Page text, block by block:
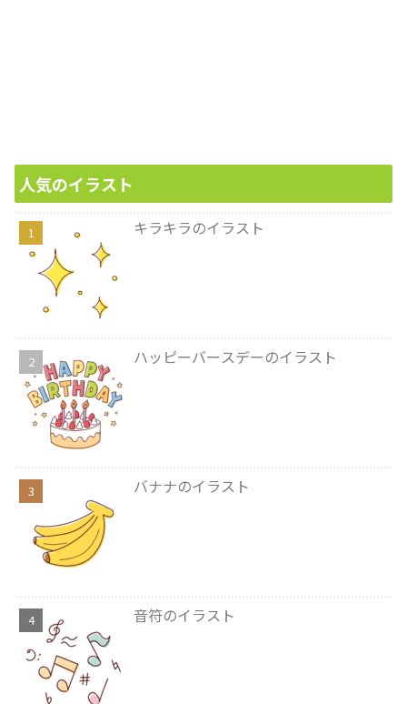
人気のイラスト
キラキラのイラスト
ハッピーバースデーのイラスト
バナナのイラスト
音符のイラスト